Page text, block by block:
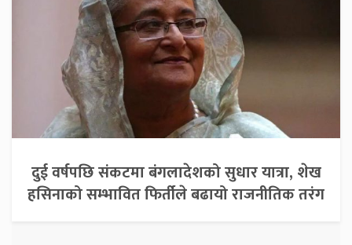
दुई वर्षपछि संकटमा बंगलादेशको सुधार यात्रा, शेख
हसिनाको सम्भावित फिर्तीले बढायो राजनीतिक तरंग